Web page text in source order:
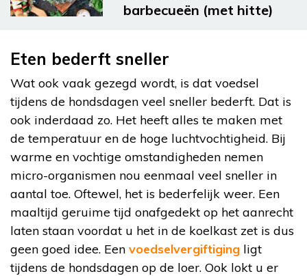
barbecueën (met hitte)
Eten bederft sneller
Wat ook vaak gezegd wordt, is dat voedsel
tijdens de hondsdagen veel sneller bederft. Dat is
ook inderdaad zo. Het heeft alles te maken met
de temperatuur en de hoge luchtvochtigheid. Bij
warme en vochtige omstandigheden nemen
micro-organismen nou eenmaal veel sneller in
aantal toe. Oftewel, het is bederfelijk weer. Een
maaltijd geruime tijd onafgedekt op het aanrecht
laten staan voordat u het in de koelkast zet is dus
geen goed idee. Een voedselvergiftiging ligt
tijdens de hondsdagen op de loer. Ook lokt u er